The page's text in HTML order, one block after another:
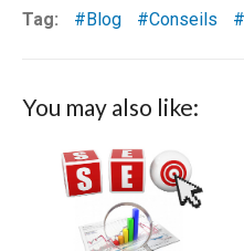
Tag: Blog Conseils
You may also like: